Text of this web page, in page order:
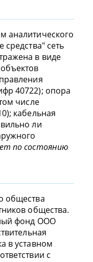
аналитического
средства" сеть
в виде
40722); опора
числе
кабельная
ли
по состоянию
общества
общества.
фонд ООО
в уставном
с